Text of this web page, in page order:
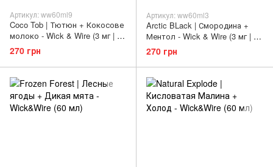
Артикул: ww60ml9
Coco Tob | Тютюн + Кокосове
молоко - Wick & Wire (3 мг | 60
мл)
270 грн
Артикул: ww60ml3
Arctic BLack | Смородина +
Ментол - Wick & Wire (3 мг | 60
мл)
270 грн